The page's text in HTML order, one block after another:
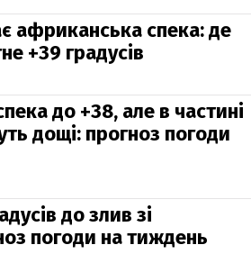
африканська спека: де
+39 градусів
до +38, але в частині
дощі: прогноз погоди
до злив зі
погоди на тиждень